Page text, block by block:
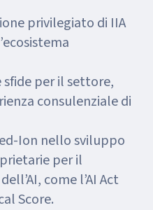
privilegiato di IIA
per il settore,
consulenziale di
Ion nello sviluppo
per il
come l’AI Act
Score.